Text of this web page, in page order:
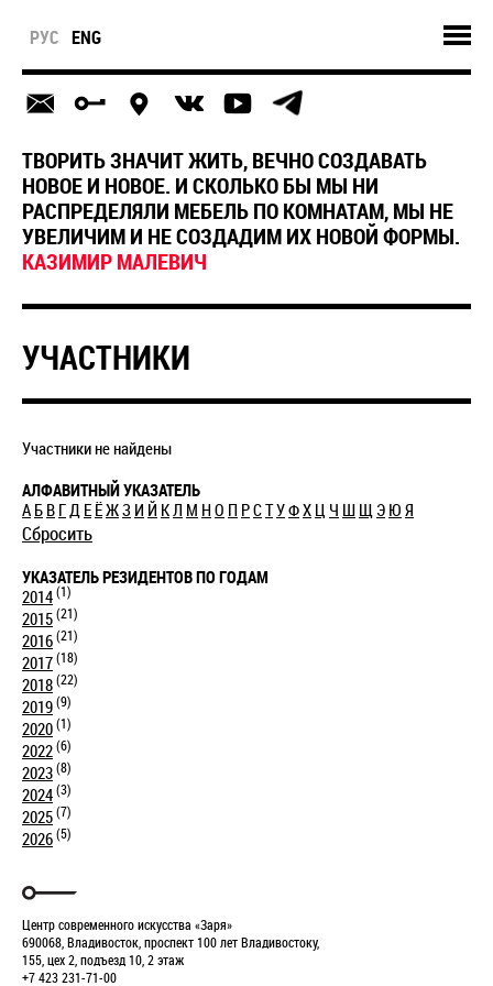
РУС ENG
ТВОРИТЬ ЗНАЧИТ ЖИТЬ, ВЕЧНО СОЗДАВАТЬ
НОВОЕ И НОВОЕ. И СКОЛЬКО БЫ МЫ НИ
РАСПРЕДЕЛЯЛИ МЕБЕЛЬ ПО КОМНАТАМ, МЫ НЕ
УВЕЛИЧИМ И НЕ СОЗДАДИМ ИХ НОВОЙ ФОРМЫ.
КАЗИМИР МАЛЕВИЧ
УЧАСТНИКИ
Участники не найдены
АЛФАВИТНЫЙ УКАЗАТЕЛЬ
А Б В ГД Е ЁЖЗ И Й КЛ М НО П РСТУФХ Ц Ч Ш Щ Э Ю Я
Сбросить
УКАЗАТЕЛЬ РЕЗИДЕНТОВ ПО ГОДАМ
2014(1)
2015(21)
2016(21)
2017(18)
2018(22)
2019(9)
2020(1)
2022(6)
2023(8)
2024(3)
2025(7)
2026(5)
Центр современного искусства «Заря»
690068, Владивосток, проспект 100 лет Владивостоку,
155, цех 2, подъезд 10, 2 этаж
+7 423 231-71-00